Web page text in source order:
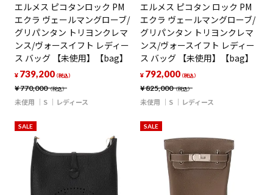
エルメス ピコタンロック PM
エクラ ヴェールマングローブ/
グリパンタン トリヨンクレマ
ンス/ヴォースイフト レディー
ス バッグ 【未使用】【bag】
¥770,000（税込）
¥ 739,200（税込）
未使用 S レディース
エルメス ピコタン ロック PM
エクラ ヴェールマングローブ/
グリパンタン トリヨンクレマ
ンス/ヴォースイフト レディー
ス バッグ 【未使用】【bag】
¥825,000（税込）
¥ 792,000（税込）
未使用 S レディース
SALE SALE